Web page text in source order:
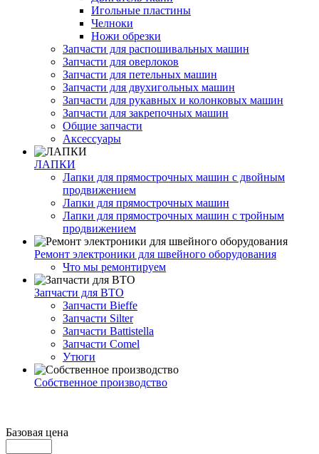
Игольные пластины
Челноки
Ножи обрезки
Запчасти для распошивальных машин
Запчасти для оверлоков
Запчасти для петельных машин
Запчасти для двухигольных машин
Запчасти для рукавных и колонковых машин
Запчасти для закрепочных машин
Общие запчасти
Аксессуары
ЛАПКИ
Лапки для прямострочных машин с двойным
продвижением
Лапки для прямострочных машин
Лапки для прямострочных машин с тройным
продвижением
Ремонт электроники для швейного оборудования
Что мы ремонтируем
Запчасти для ВТО
Запчасти Bieffe
Запчасти Silter
Запчасти Battistella
Запчасти Comel
Утюги
Собственное производство
Базовая цена